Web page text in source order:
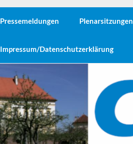
Pressemeldungen Plenarsitzungen
Impressum/Datenschutzerklärung